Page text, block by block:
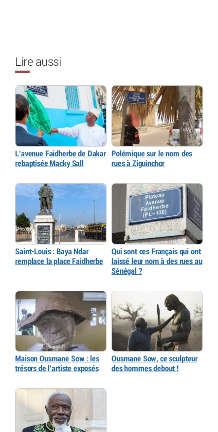
Lire aussi
L’avenue Faidherbe de Dakar
rebaptisée Macky Sall
Polémique sur le nom des
rues à Ziguinchor
Saint-Louis : Baya Ndar
remplace la place Faidherbe
Qui sont ces Français qui ont
laissé leur nom à des rues au
Sénégal ?
Maison Ousmane Sow : les
trésors de l’artiste exposés
Ousmane Sow, ce sculpteur
des hommes debout !